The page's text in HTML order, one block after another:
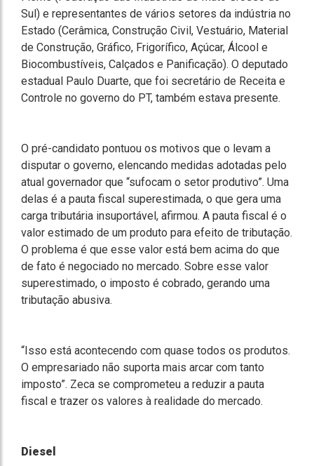
Sul) e representantes de vários setores da indústria no
Estado (Cerâmica, Construção Civil, Vestuário, Material
de Construção, Gráfico, Frigorífico, Açúcar, Álcool e
Biocombustíveis, Calçados e Panificação). O deputado
estadual Paulo Duarte, que foi secretário de Receita e
Controle no governo do PT, também estava presente.
O pré-candidato pontuou os motivos que o levam a
disputar o governo, elencando medidas adotadas pelo
atual governador que “sufocam o setor produtivo”. Uma
delas é a pauta fiscal superestimada, o que gera uma
carga tributária insuportável, afirmou. A pauta fiscal é o
valor estimado de um produto para efeito de tributação.
O problema é que esse valor está bem acima do que
de fato é negociado no mercado. Sobre esse valor
superestimado, o imposto é cobrado, gerando uma
tributação abusiva.
“Isso está acontecendo com quase todos os produtos.
O empresariado não suporta mais arcar com tanto
imposto”. Zeca se comprometeu a reduzir a pauta
fiscal e trazer os valores à realidade do mercado.
Diesel